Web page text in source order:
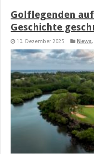
Golflegenden
Geschichte
10. Dezember 2025 News,